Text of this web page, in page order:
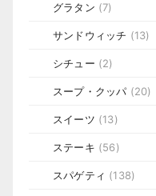
グラタン (7)
サンドウィッチ (13)
シチュー (2)
スープ・クッパ (20)
スイーツ (13)
ステーキ (56)
スパゲティ (138)